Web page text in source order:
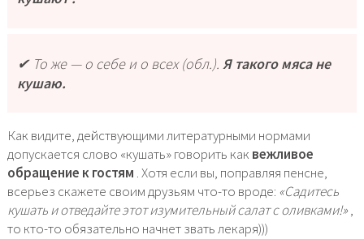
✔ То же — о себе и о всех (обл.). Я такого мяса не
кушаю.
Как видите, действующими литературными нормами
допускается слово «кушать» говорить как вежливое
обращение к гостям . Хотя если вы, поправляя пенсне,
всерьез скажете своим друзьям что-то вроде: «Садитесь
кушать и отведайте этот изумительный салат с оливками!»,
то кто-то обязательно начнет звать лекаря)))